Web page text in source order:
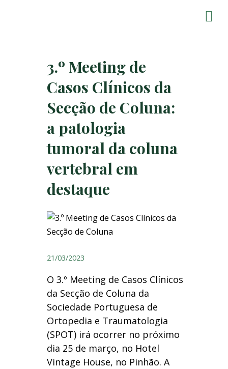
3.º Meeting de
Casos Clínicos da
Secção de Coluna:
a patologia
tumoral da coluna
vertebral em
destaque
21/03/2023
O 3.º Meeting de Casos Clínicos
da Secção de Coluna da
Sociedade Portuguesa de
Ortopedia e Traumatologia
(SPOT) irá ocorrer no próximo
dia 25 de março, no Hotel
Vintage House, no Pinhão. A